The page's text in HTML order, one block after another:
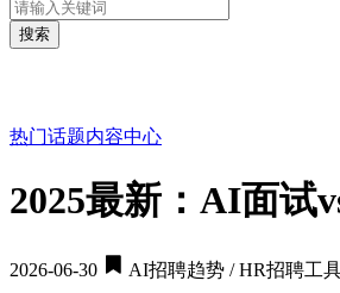
搜索
热门话题内容中心
2025最新：AI面试
2026-06-30 AI招聘趋势 / HR招聘工